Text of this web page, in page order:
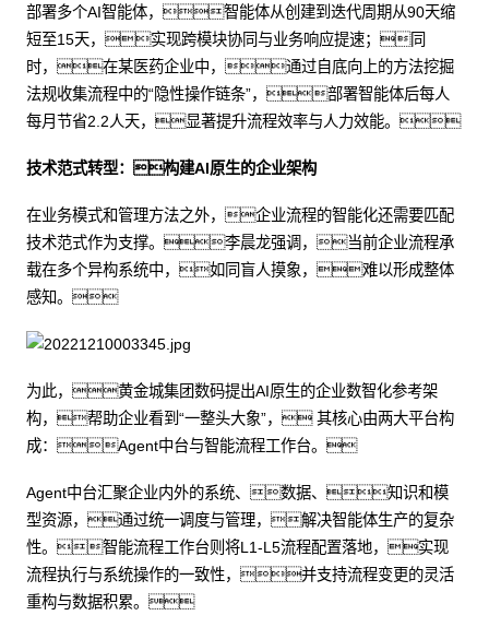
部署多个AI智能体，智能体从创建到迭代周期从90天缩
短至15天，实现跨模块协同与业务响应提速；同
时，在某医药企业中，通过自底向上的方法挖掘
法规收集流程中的“隐性操作链条”，部署智能体后每人
每月节省2.2人天，显著提升流程效率与人力效能。
技术范式转型：构建AI原生的企业架构
在业务模式和管理方法之外，企业流程的智能化还需要匹配
技术范式作为支撑。李晨龙强调，当前企业流程承
载在多个异构系统中，如同盲人摸象，难以形成整体
感知。
为此，黄金城集团数码提出AI原生的企业数智化参考架
构，帮助企业看到“一整头大象”， 其核心由两大平台构
成：Agent中台与智能流程工作台。
Agent中台汇聚企业内外的系统、数据、知识和模
型资源，通过统一调度与管理，解决智能体生产的复杂
性。智能流程工作台则将L1-L5流程配置落地，实现
流程执行与系统操作的一致性，并支持流程变更的灵活
重构与数据积累。